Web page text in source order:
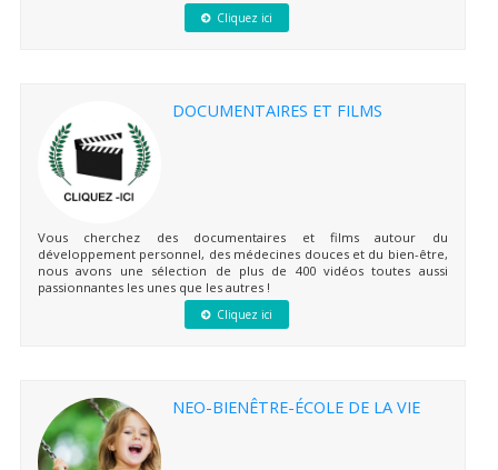
Cliquez ici
DOCUMENTAIRES ET FILMS
Vous cherchez des documentaires et films autour du
développement personnel, des médecines douces et du bien-être,
nous avons une sélection de plus de 400 vidéos toutes aussi
passionnantes les unes que les autres !
Cliquez ici
NEO-BIENÊTRE-ÉCOLE DE LA VIE